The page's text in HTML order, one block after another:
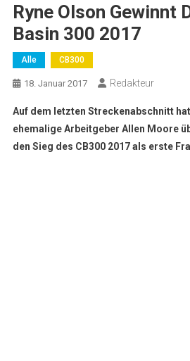
Ryne Olson Gewinnt
Basin 300 2017
Alle CB300
18. Januar 2017 Redakteur
Auf dem letzten Streckenabschnitt
ehemalige Arbeitgeber Allen Moore
den Sieg des CB300 2017 als erste